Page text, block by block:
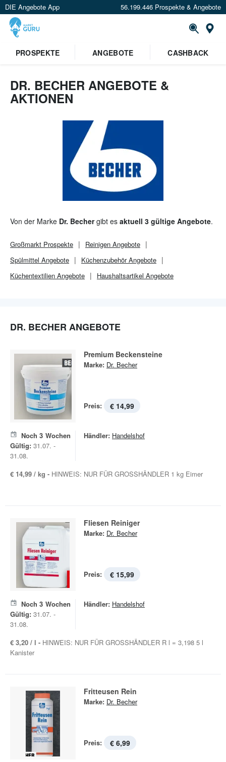
DIE Angebote App 56.199.446 Prospekte & Angebote
PROSPEKTE
ANGEBOTE CASHBACK
DR. BECHER ANGEBOTE &
AKTIONEN
Von der Marke Dr. Bechergibt es aktuell 3 gültige Angebote.
Großmarkt Prospekte
Reinigen Angebote
Spülmittel Angebote
Küchenzubehör Angebote
Küchentextilien Angebote
Haushaltsartikel Angebote
DR. BECHER ANGEBOTE
Premium Beckensteine
Marke: Dr. Becher
Preis: € 14,99
Noch 3 Wochen
Gültig: 31.07. -
31.08.
Händler: Handelshof
€ 14,99 / kg - HINWEIS: NUR FÜR GROSSHÄNDLER 1 kg Eimer
Fliesen Reiniger
Marke: Dr. Becher
Preis: € 15,99
Noch 3 Wochen
Gültig: 31.07. -
31.08.
Händler: Handelshof
€ 3,20 / l - HINWEIS: NUR FÜR GROSSHÄNDLER R l = 3,198 5 l
Kanister
Fritteusen Rein
Marke: Dr. Becher
Preis: € 6,99